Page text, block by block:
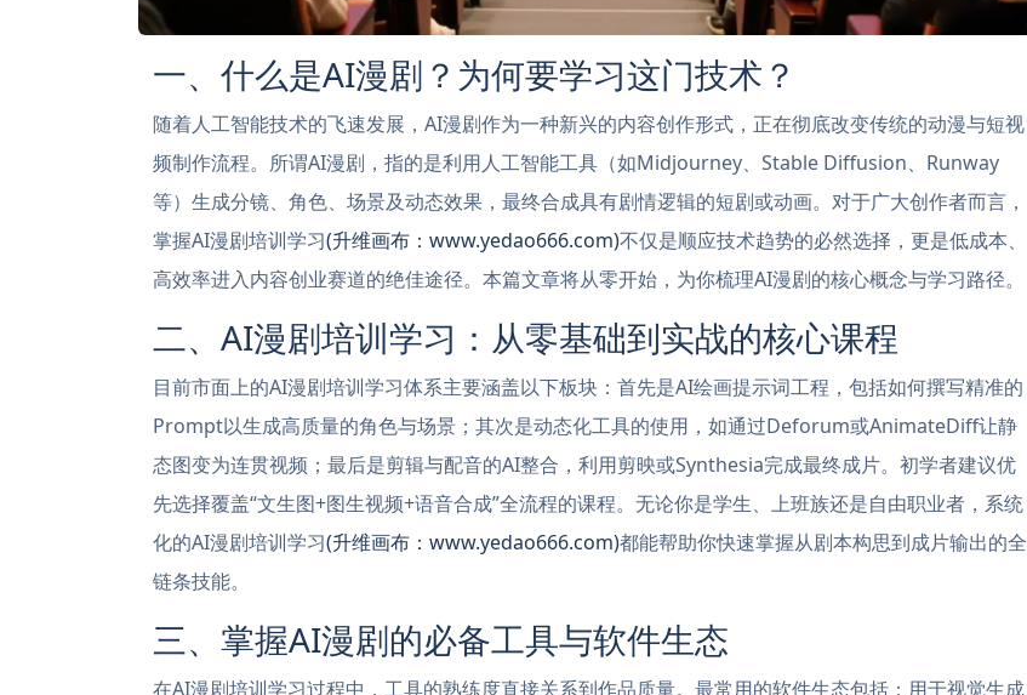
一、什么是AI漫剧？为何要学习这门技术？
随着人工智能技术的飞速发展，AI漫剧作为一种新兴的内容创作形式，正在彻底改变传统的动漫与短视
频制作流程。所谓AI漫剧，指的是利用人工智能工具（如Midjourney、Stable Diffusion、Runway
等）生成分镜、角色、场景及动态效果，最终合成具有剧情逻辑的短剧或动画。对于广大创作者而言，
掌握AI漫剧培训学习(升维画布：www.yedao666.com)不仅是顺应技术趋势的必然选择，更是低成本、
高效率进入内容创业赛道的绝佳途径。本篇文章将从零开始，为你梳理AI漫剧的核心概念与学习路径。
二、AI漫剧培训学习：从零基础到实战的核心课程
目前市面上的AI漫剧培训学习体系主要涵盖以下板块：首先是AI绘画提示词工程，包括如何撰写精准的
Prompt以生成高质量的角色与场景；其次是动态化工具的使用，如通过Deforum或AnimateDiff让静
态图变为连贯视频；最后是剪辑与配音的AI整合，利用剪映或Synthesia完成最终成片。初学者建议优
先选择覆盖“文生图+图生视频+语音合成”全流程的课程。无论你是学生、上班族还是自由职业者，系统
化的AI漫剧培训学习(升维画布：www.yedao666.com)都能帮助你快速掌握从剧本构思到成片输出的全
链条技能。
三、掌握AI漫剧的必备工具与软件生态
在AI漫剧培训学习过程中，工具的熟练度直接关系到作品质量。最常用的软件生态包括：用于视觉生成